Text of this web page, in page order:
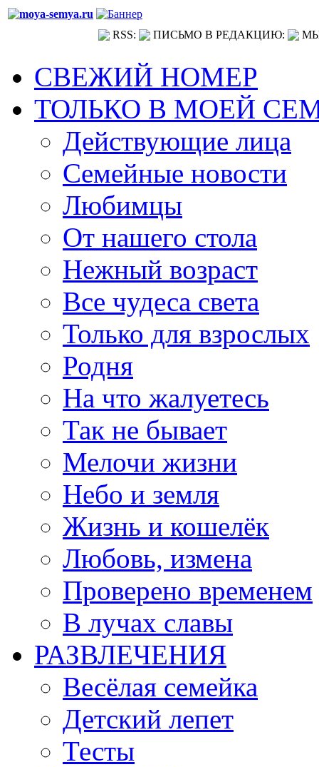
RSS: ПИСЬМО В РЕДАКЦИЮ:
СВЕЖИЙ НОМЕР
ТОЛЬКО В МОЕЙ
Действующие лица
Семейные новости
Любимцы
От нашего стола
Нежный возраст
Все чудеса света
Только для взрослых
Родня
На что жалуетесь
Так не бывает
Мелочи жизни
Небо и земля
Жизнь и кошелёк
Любовь, измена
Проверено временем
В лучах славы
РАЗВЛЕЧЕНИЯ
Весёлая семейка
Детский лепет
Тесты